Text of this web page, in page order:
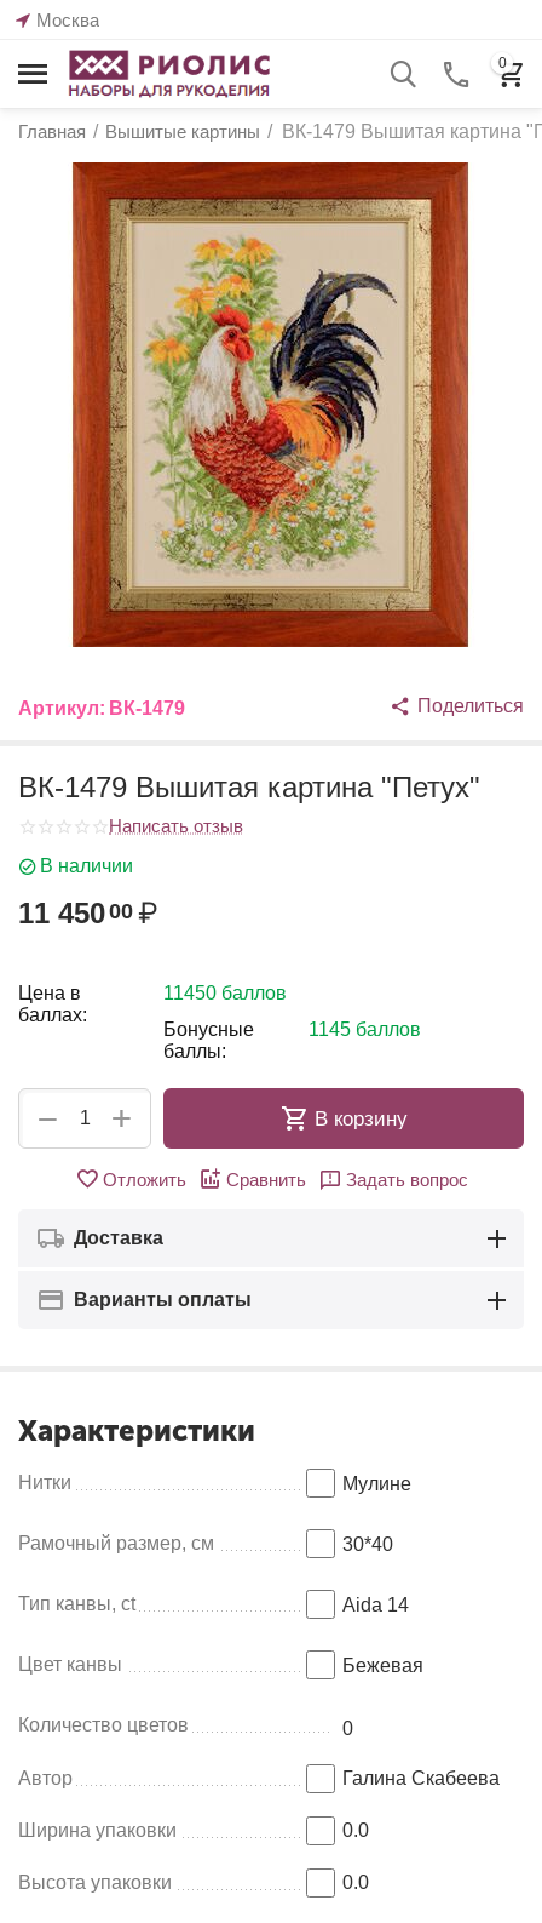
Москва
0
Главная / Вышитые картины / ВК-1479 Вышитая картина
Артикул: ВК-1479 Поделиться
ВК-1479 Вышитая картина "Петух"
Написать отзыв
В наличии
11 45000 ₽
Цена в
баллах:
11450 баллов
Бонусные
баллы:
1145 баллов
+
− В корзину
Отложить Сравнить Задать вопрос
Доставка
Варианты оплаты
Характеристики
Нитки Мулинe
Рамочный размер, см 30*40
Тип канвы, ct Aida 14
Цвет канвы Бежевая
Количество цветов 0
Автор Галина Скабеева
Ширина упаковки 0.0
Высота упаковки 0.0